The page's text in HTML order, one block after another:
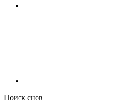
Поиск снов